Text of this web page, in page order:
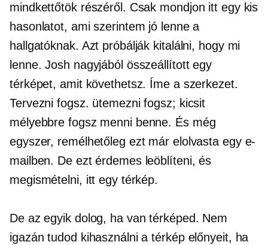
mindkettőtök részéről. Csak mondjon itt egy kis
hasonlatot, ami szerintem jó lenne a
hallgatóknak. Azt próbálják kitalálni, hogy mi
lenne. Josh nagyjából összeállított egy
térképet, amit követhetsz. Íme a szerkezet.
Tervezni fogsz. ütemezni fogsz; kicsit
mélyebbre fogsz menni benne. És még
egyszer, remélhetőleg ezt már elolvasta egy e-
mailben. De ezt érdemes leöblíteni, és
megismételni, itt egy térkép.
De az egyik dolog, ha van térképed. Nem
igazán tudod kihasználni a térkép előnyeit, ha